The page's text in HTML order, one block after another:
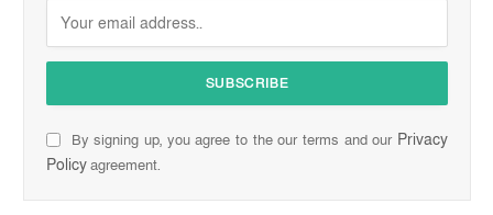
By signing up, you agree to the our terms and our Privacy
Policyagreement.